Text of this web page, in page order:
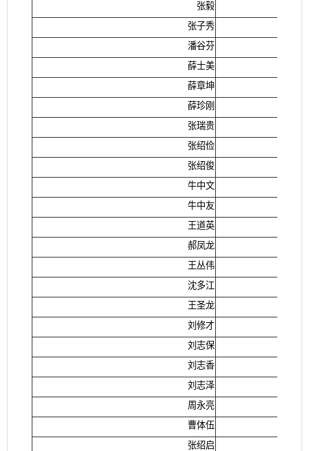
张毅
张子秀
潘谷芬
薛士美
薛章坤
薛珍刚
张瑞贵
张绍俭
张绍俊
牛中文
牛中友
王道英
郝凤龙
王丛伟
沈多江
王圣龙
刘修才
刘志保
刘志香
刘志泽
周永亮
曹体伍
张绍启